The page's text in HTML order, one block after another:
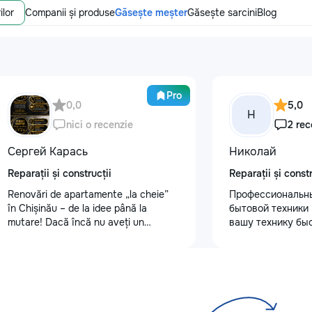
Companii și produseGăsește meșterGăsește sarciniBlog
Pro
0,0
nici o recenzie
Сергей Карась
Reparații și construcții
Renovări de apartamente „la cheie”
în Chișinău – de la idee până la
mutare! Dacă încă nu aveți un
Н
5,0
2
Николай
Reparații și
бытовой
вашу технику
Цены ниже